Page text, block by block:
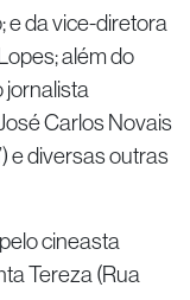
e da vice-diretora
além do
jornalista
Carlos Novais
e diversas outras
cineasta
Tereza (Rua